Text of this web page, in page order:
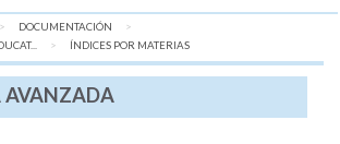
DOCUMENTACIÓN
AQUÍ:
ÍNDICES POR MATERIAS
AVANZADA